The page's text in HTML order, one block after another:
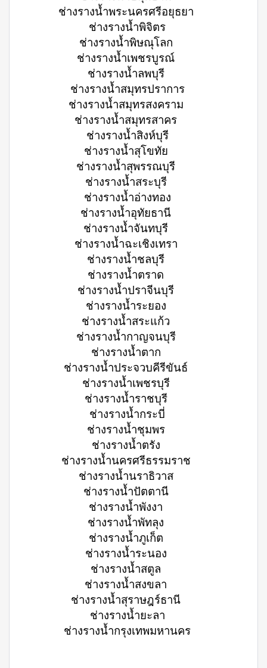
ช่างรางน้ำพระนครศรีอยุธยา
ช่างรางน้ำพิจิตร
ช่างรางน้ำพิษณุโลก
ช่างรางน้ำเพชรบูรณ์
ช่างรางน้ำลพบุรี
ช่างรางน้ำสมุทรปราการ
ช่างรางน้ำสมุทรสงคราม
ช่างรางน้ำสมุทรสาคร
ช่างรางน้ำสิงห์บุรี
ช่างรางน้ำสุโขทัย
ช่างรางน้ำสุพรรณบุรี
ช่างรางน้ำสระบุรี
ช่างรางน้ำอ่างทอง
ช่างรางน้ำอุทัยธานี
ช่างรางน้ำจันทบุรี
ช่างรางน้ำฉะเชิงเทรา
ช่างรางน้ำชลบุรี
ช่างรางน้ำตราด
ช่างรางน้ำปราจีนบุรี
ช่างรางน้ำระยอง
ช่างรางน้ำสระแก้ว
ช่างรางน้ำกาญจนบุรี
ช่างรางน้ำตาก
ช่างรางน้ำประจวบคีรีขันธ์
ช่างรางน้ำเพชรบุรี
ช่างรางน้ำราชบุรี
ช่างรางน้ำกระบี่
ช่างรางน้ำชุมพร
ช่างรางน้ำตรัง
ช่างรางน้ำนครศรีธรรมราช
ช่างรางน้ำนราธิวาส
ช่างรางน้ำปัตตานี
ช่างรางน้ำพังงา
ช่างรางน้ำพัทลุง
ช่างรางน้ำภูเก็ต
ช่างรางน้ำระนอง
ช่างรางน้ำสตูล
ช่างรางน้ำสงขลา
ช่างรางน้ำสุราษฎร์ธานี
ช่างรางน้ำยะลา
ช่างรางน้ำกรุงเทพมหานคร